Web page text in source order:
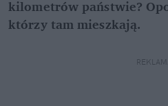
kilometrów państwie?
którzy tam mieszkają.